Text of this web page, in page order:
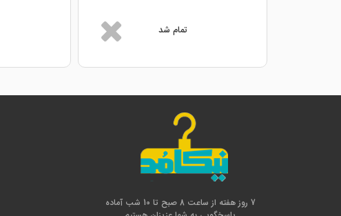
تمام شد
7 روز هفته از ساعت 8 صبح تا 10 شب آماده